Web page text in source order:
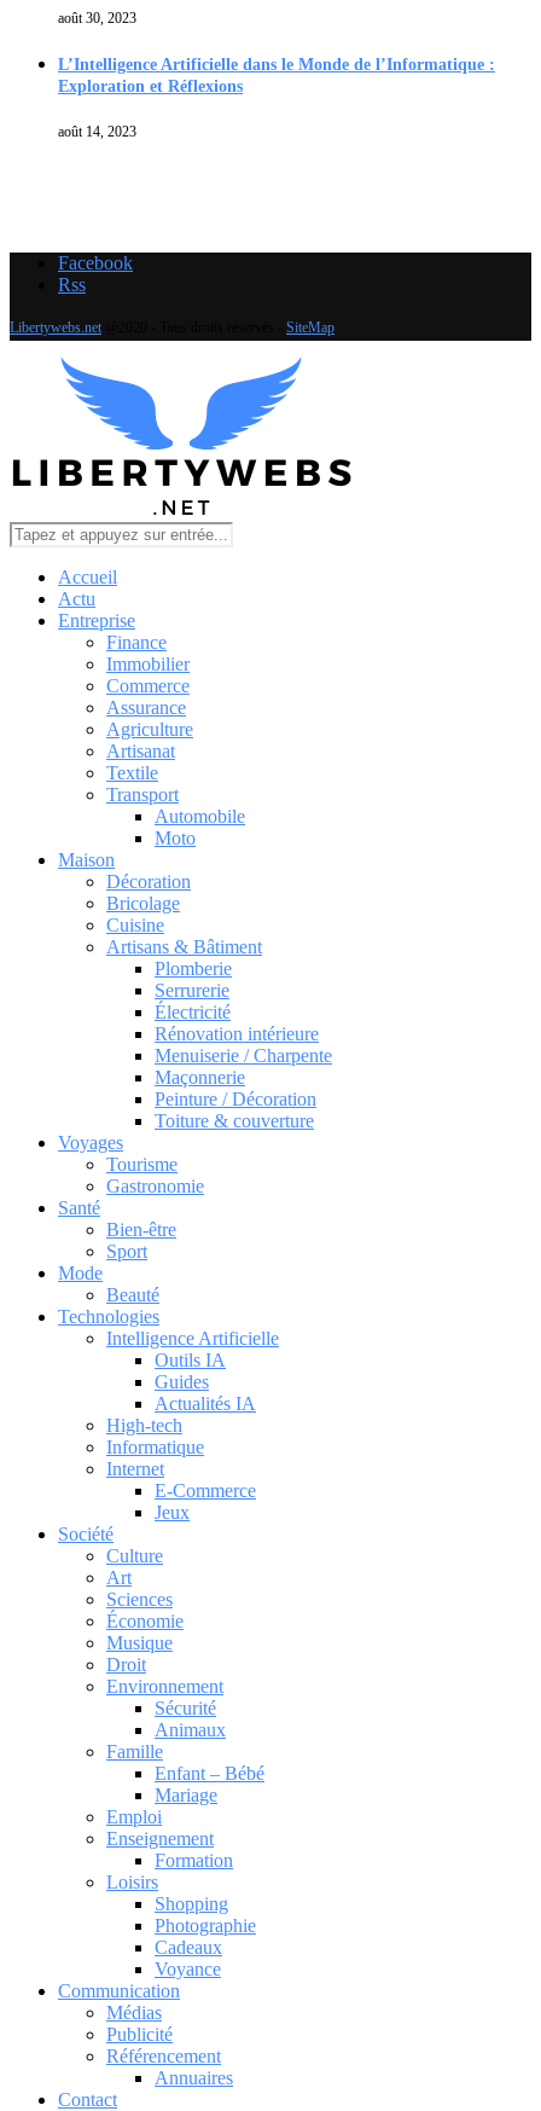
août 30, 2023
L’Intelligence Artificielle dans le Monde de l’Informatique :
Exploration et Réflexions
août 14, 2023
Facebook
Rss
Libertywebs.net SiteMap
Accueil
Actu
Entreprise
Finance
Immobilier
Commerce
Assurance
Agriculture
Artisanat
Textile
Transport
Automobile
Moto
Maison
Décoration
Bricolage
Cuisine
Artisans & Bâtiment
Plomberie
Serrurerie
Électricité
Rénovation intérieure
Menuiserie / Charpente
Maçonnerie
Peinture / Décoration
Toiture & couverture
Voyages
Tourisme
Gastronomie
Santé
Bien-être
Sport
Mode
Beauté
Technologies
Intelligence Artificielle
Outils IA
Guides
Actualités IA
High-tech
Informatique
Internet
E-Commerce
Jeux
Société
Culture
Art
Sciences
Économie
Musique
Droit
Environnement
Sécurité
Animaux
Famille
Enfant – Bébé
Mariage
Emploi
Enseignement
Formation
Loisirs
Shopping
Photographie
Cadeaux
Voyance
Communication
Médias
Publicité
Référencement
Annuaires
Contact